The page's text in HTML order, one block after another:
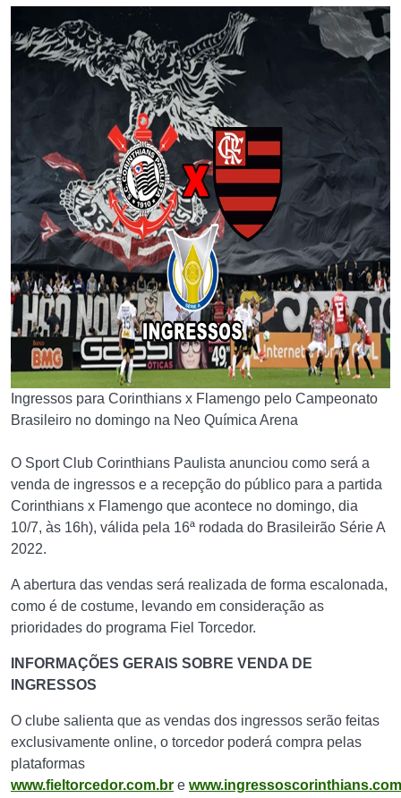
Ingressos para Corinthians x Flamengo pelo Campeonato
Brasileiro no domingo na Neo Química Arena
O Sport Club Corinthians Paulista anunciou como será a
venda de ingressos e a recepção do público para a partida
Corinthians x Flamengo que acontece no domingo, dia
10/7, às 16h), válida pela 16ª rodada do Brasileirão Série A
2022.
A abertura das vendas será realizada de forma escalonada,
como é de costume, levando em consideração as
prioridades do programa Fiel Torcedor.
INFORMAÇÕES GERAIS SOBRE VENDA DE
INGRESSOS
O clube salienta que as vendas dos ingressos serão feitas
exclusivamente online, o torcedor poderá compra pelas
plataformas
www.fieltorcedor.com.br e